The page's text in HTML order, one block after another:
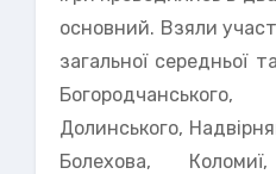
основний. Взяли
загальної середньої
Богородчанського,
Долинського,
Болехова,